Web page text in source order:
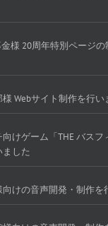
様 20周年特別ページ
Webサイト制作を行い
けゲーム「THE バスフ
した
けの音声開発・制作を